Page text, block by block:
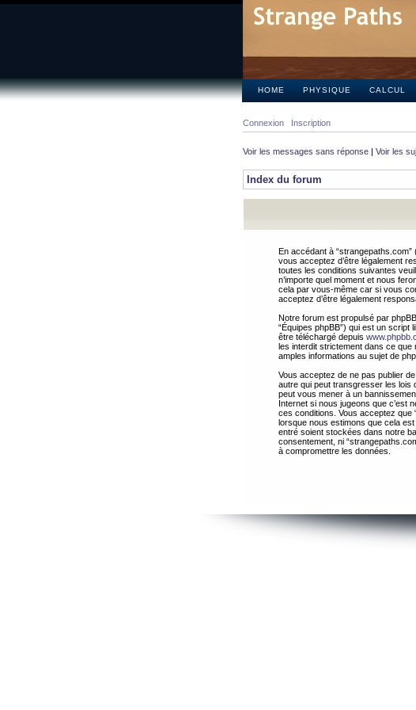
HOME PHYSIQUE CALCUL
Connexion Inscription
Voir les messages sans réponse | Voir les
Index du forum
En accédant à “strangepaths.com”
vous acceptez d’être légalement
toutes les conditions suivantes
n’importe quel moment et nous
cela par vous-même car si vous
acceptez d’être légalement
Notre forum est propulsé par phpBB
“Équipes phpBB”) qui est un script
être téléchargé depuis
les interdit strictement dans ce que
amples informations au sujet de
Vous acceptez de ne pas publier
autre qui peut transgresser les lois
peut vous mener à un
Internet si nous jugeons que c’est
ces conditions. Vous acceptez que
lorsque nous estimons que cela
entré soient stockées dans notre
consentement, ni
à compromettre les données.